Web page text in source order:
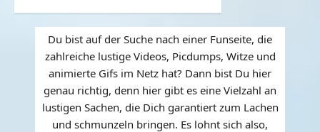
Du bist auf der Suche nach einer Funseite, die
zahlreiche lustige Videos, Picdumps, Witze und
animierte Gifs im Netz hat? Dann bist Du hier
genau richtig, denn hier gibt es eine Vielzahl an
lustigen Sachen, die Dich garantiert zum Lachen
und schmunzeln bringen. Es lohnt sich also,